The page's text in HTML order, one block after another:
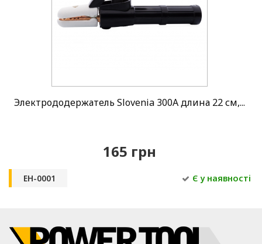
Электрододержатель Slovenia 300A длина 22 см,...
165 грн
Є у наявності
EH-0001